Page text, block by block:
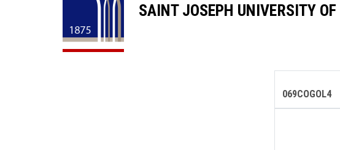
SAINT JOSEPH UNIVERSITY OF
069COGOL4